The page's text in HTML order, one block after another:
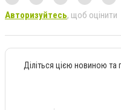
Авторизуйтесь, щоб оцінити
Діліться цією новиною та